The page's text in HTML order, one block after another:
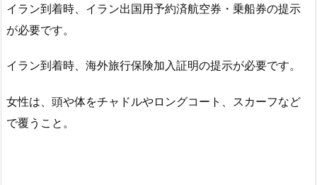
イラン到着時、イラン出国用予約済航空券・乗船券の提示
が必要です。
イラン到着時、海外旅行保険加入証明の提示が必要です。
女性は、頭や体をチャドルやロングコート、スカーフなど
で覆うこと。